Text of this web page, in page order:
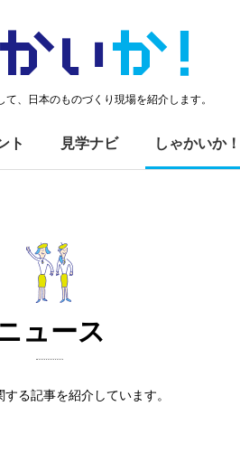
いか！
、日本のものづくり現場を紹介します。
ト 見学ナビ しゃかいか
ュース
る記事を紹介しています。